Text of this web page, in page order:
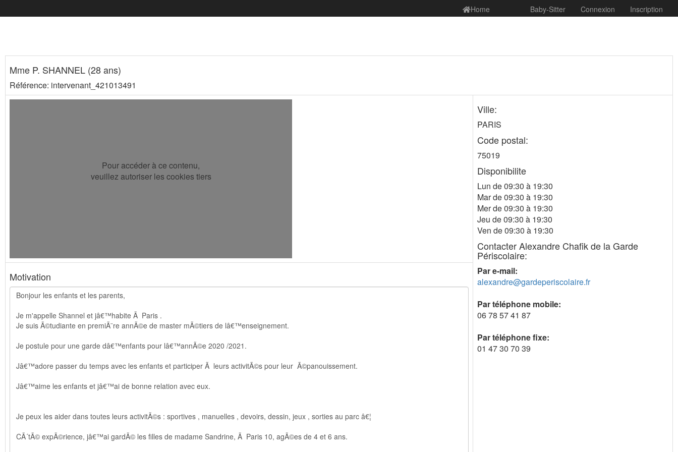
Home Baby-Sitter Connexion Inscription
Mme P. SHANNEL (28 ans)
Référence: intervenant_421013491
Pour accéder à ce contenu,
veuillez autoriser les cookies tiers
Ville:
PARIS
Code postal:
75019
Disponibilite
Lun de 09:30 à 19:30
Mar de 09:30 à 19:30
Mer de 09:30 à 19:30
Jeu de 09:30 à 19:30
Ven de 09:30 à 19:30
Contacter Alexandre Chafik de la Garde
Périscolaire:
Par e-mail:
alexandre@gardeperiscolaire.fr
Par téléphone mobile:
06 78 57 41 87
Par téléphone fixe:
01 47 30 70 39
Motivation